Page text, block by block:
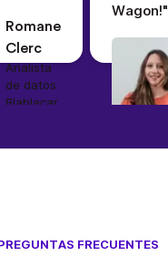
Romane
Clerc
Analista
de datos
Blablacar
Wagon!"
FRECUENTES